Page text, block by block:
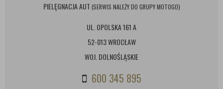
PIELĘGNACJA AUT (SERWIS NALEŻY DO GRUPY MOTOGO)
UL. OPOLSKA 161 A
52-013 WROCŁAW
WOJ. DOLNOŚLĄSKIE
600 345 895